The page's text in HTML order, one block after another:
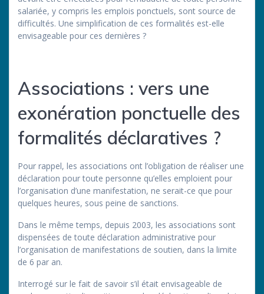
salariée, y compris les emplois ponctuels, sont source de
difficultés. Une simplification de ces formalités est-elle
envisageable pour ces dernières ?
Associations : vers une
exonération ponctuelle des
formalités déclaratives ?
Pour rappel, les associations ont l’obligation de réaliser une
déclaration pour toute personne qu’elles emploient pour
l’organisation d’une manifestation, ne serait-ce que pour
quelques heures, sous peine de sanctions.
Dans le même temps, depuis 2003, les associations sont
dispensées de toute déclaration administrative pour
l’organisation de manifestations de soutien, dans la limite
de 6 par an.
Interrogé sur le fait de savoir s’il était envisageable de